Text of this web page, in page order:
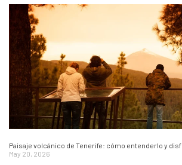
Paisaje volcánico de Tenerife: cómo entenderlo y
May 20, 2026